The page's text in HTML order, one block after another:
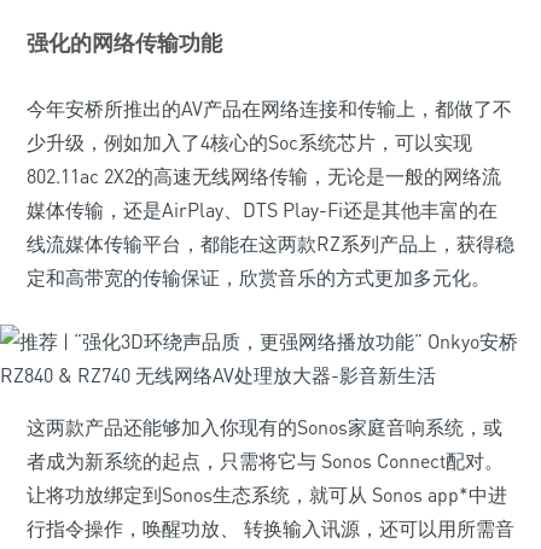
强化的网络传输功能
今年安桥所推出的AV产品在网络连接和传输上，都做了不
少升级，例如加入了4核心的Soc系统芯片，可以实现
802.11ac 2X2的高速无线网络传输，无论是一般的网络流
媒体传输，还是AirPlay、DTS Play-Fi还是其他丰富的在
线流媒体传输平台，都能在这两款RZ系列产品上，获得稳
定和高带宽的传输保证，欣赏音乐的方式更加多元化。
这两款产品还能够加入你现有的Sonos家庭音响系统，或
者成为新系统的起点，只需将它与 Sonos Connect配对。
让将功放绑定到Sonos生态系统，就可从 Sonos app*中进
行指令操作，唤醒功放、 转换输入讯源，还可以用所需音